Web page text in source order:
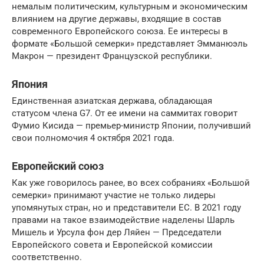
немалым политическим, культурным и экономическим
влиянием на другие державы, входящие в состав
современного Европейского союза. Ее интересы в
формате «Большой семерки» представляет Эмманюэль
Макрон — президент Французской республики.
Япония
Единственная азиатская держава, обладающая
статусом члена G7. От ее имени на саммитах говорит
Фумио Кисида — премьер-министр Японии, получивший
свои полномочия 4 октября 2021 года.
Европейский союз
Как уже говорилось ранее, во всех собраниях «Большой
семерки» принимают участие не только лидеры
упомянутых стран, но и представители ЕС. В 2021 году
правами на такое взаимодействие наделены Шарль
Мишель и Урсула фон дер Ляйен — Председатели
Европейского совета и Европейской комиссии
соответственно.